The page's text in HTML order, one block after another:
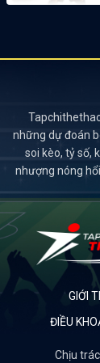
những dự đoán
soi kèo, tỷ số,
nhượng nóng
GIỚI
ĐIỀU
Chịu